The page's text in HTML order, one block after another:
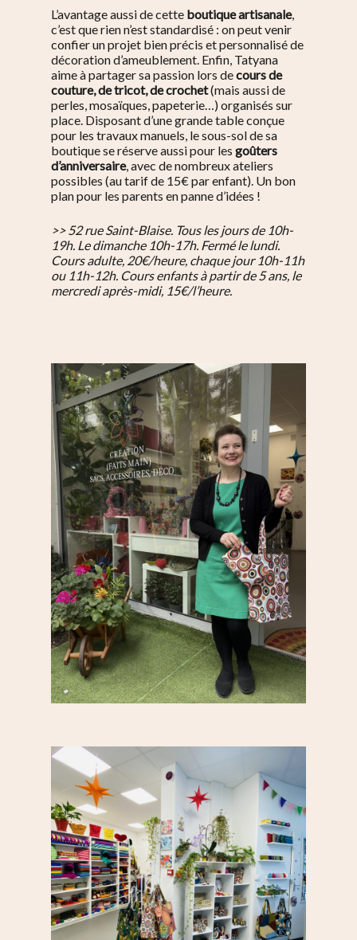
L’avantage aussi de cette boutique artisanale,
c’est que rien n’est standardisé : on peut venir
confier un projet bien précis et personnalisé de
décoration d’ameublement. Enfin, Tatyana
aime à partager sa passion lors decours de
couture, de tricot, de crochet(mais aussi de
perles, mosaïques, papeterie…) organisés sur
place. Disposant d’une grande table conçue
pour les travaux manuels, le sous-sol de sa
boutique se réserve aussi pour les goûters
d’anniversaire, avec de nombreux ateliers
possibles (au tarif de 15€ par enfant). Un bon
plan pour les parents en panne d’idées !
>> 52 rue Saint-Blaise. Tous les jours de 10h-
19h. Le dimanche 10h-17h. Fermé le lundi.
Cours adulte, 20€/heure, chaque jour 10h-11h
ou 11h-12h. Cours enfants à partir de 5 ans, le
mercredi après-midi, 15€/l’heure.